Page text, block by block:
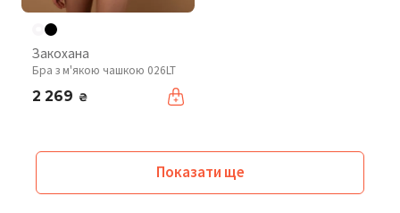
Закохана
Бра з м'якою чашкою 026LT
2 269 ₴
Показати ще